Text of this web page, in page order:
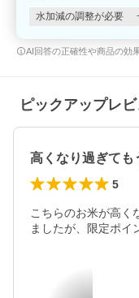
水加減の調整が必要
AI回答の正確性や商品の効
ピックアップレ
5
こちらのお米が高く
ましたが、限定ポイ